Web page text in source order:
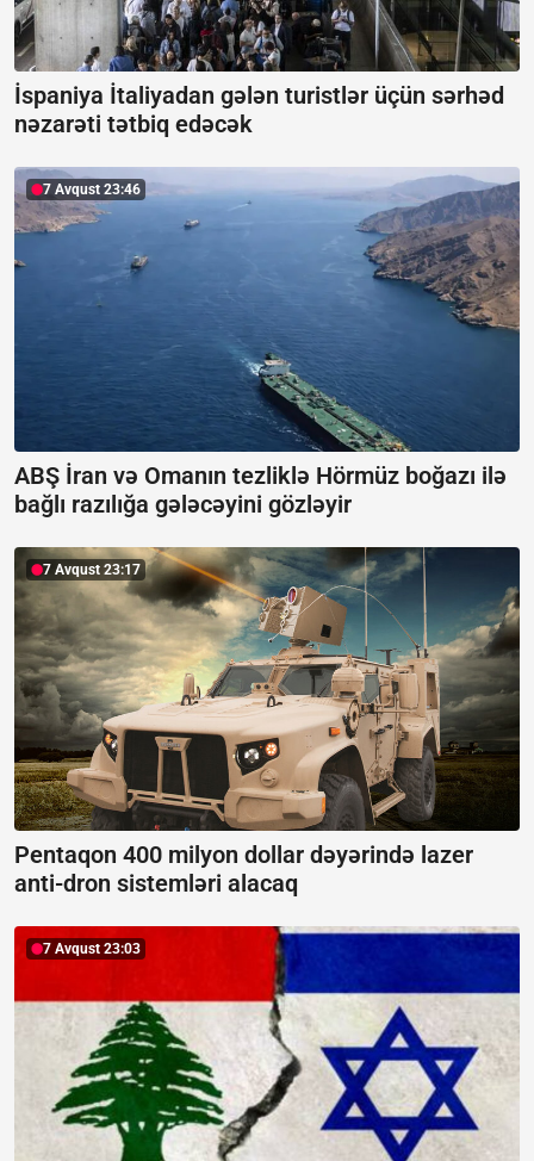
İspaniya İtaliyadan gələn turistlər üçün sərhəd
nəzarəti tətbiq edəcək
7 Avqust 23:46
ABŞ İran və Omanın tezliklə Hörmüz boğazı ilə
bağlı razılığa gələcəyini gözləyir
7 Avqust 23:17
Pentaqon 400 milyon dollar dəyərində lazer
anti-dron sistemləri alacaq
7 Avqust 23:03